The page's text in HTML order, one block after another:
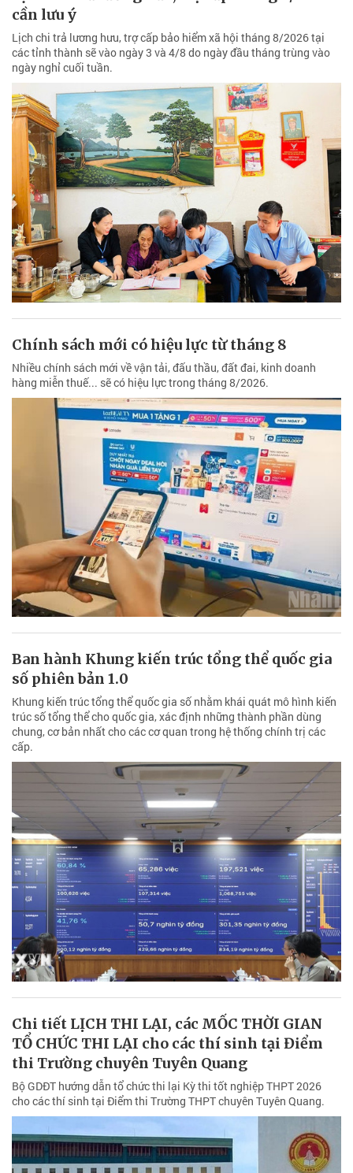
cần lưu ý
Lịch chi trả lương hưu, trợ cấp bảo hiểm xã hội tháng 8/2026 tại
các tỉnh thành sẽ vào ngày 3 và 4/8 do ngày đầu tháng trùng vào
ngày nghỉ cuối tuần.
Chính sách mới có hiệu lực từ tháng 8
Nhiều chính sách mới về vận tải, đấu thầu, đất đai, kinh doanh
hàng miễn thuế... sẽ có hiệu lực trong tháng 8/2026.
Ban hành Khung kiến trúc tổng thể quốc gia
số phiên bản 1.0
Khung kiến trúc tổng thể quốc gia số nhằm khái quát mô hình kiến
trúc số tổng thể cho quốc gia, xác định những thành phần dùng
chung, cơ bản nhất cho các cơ quan trong hệ thống chính trị các
cấp.
Chi tiết LỊCH THI LẠI, các MỐC THỜI GIAN
TỔ CHỨC THI LẠI cho các thí sinh tại Điểm
thi Trường chuyên Tuyên Quang
Bộ GDĐT hướng dẫn tổ chức thi lại Kỳ thi tốt nghiệp THPT 2026
cho các thí sinh tại Điểm thi Trường THPT chuyên Tuyên Quang.